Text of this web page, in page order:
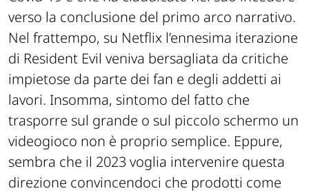
verso la conclusione del primo arco narrativo.
Nel frattempo, su Netflix l’ennesima iterazione
di Resident Evil veniva bersagliata da critiche
impietose da parte dei fan e degli addetti ai
lavori. Insomma, sintomo del fatto che
trasporre sul grande o sul piccolo schermo un
videogioco non è proprio semplice. Eppure,
sembra che il 2023 voglia intervenire questa
direzione convincendoci che prodotti come